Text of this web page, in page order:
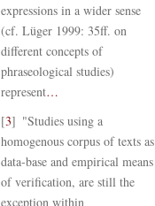
expressions in a wider sense
(cf. Lüger 1999: 35ff. on
different concepts of
phraseological studies)
represent…
3
"Studies using a
homogenous corpus of texts as
data-base and empirical means
of verification, are still the
exception within